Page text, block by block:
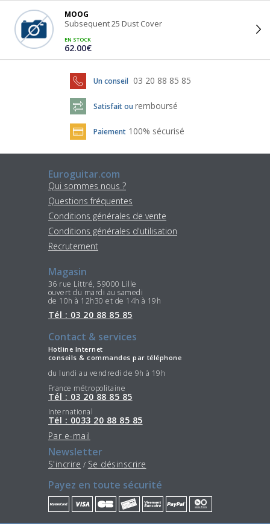
MOOG
Subsequent 25 Dust Cover
EN STOCK
62.00€
Un conseil 03 20 88 85 85
Satisfait ou remboursé
Paiement 100% sécurisé
Euroguitar.com
Qui sommes nous ?
Questions fréquentes
Conditions générales de vente
Conditions générales d'utilisation
Recrutement
Magasin
36 rue Littré, 59000 Lille
ouvert du mardi au samedi
de 10h à 12h30 et de 14h à 19h
Tél : 03 20 88 85 85
Contact & services
Hotline Internet
conseils & commandes par téléphone
du lundi au vendredi de 9h à 19h
France métropolitaine
Tél : 03 20 88 85 85
International
Tél : 0033 20 88 85 85
Par e-mail
Newsletter
S'incrire / Se désinscrire
Payez en toute sécurité